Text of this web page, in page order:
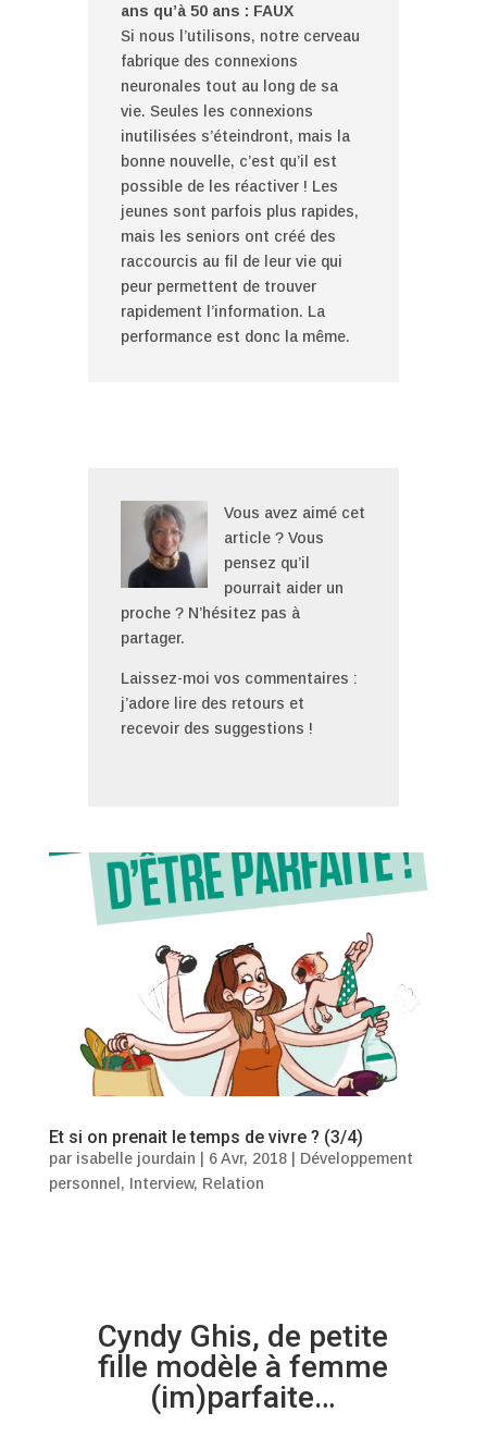
ans qu’à 50 ans : FAUX
Si nous l’utilisons, notre cerveau
fabrique des connexions
neuronales tout au long de sa
vie. Seules les connexions
inutilisées s’éteindront, mais la
bonne nouvelle, c’est qu’il est
possible de les réactiver ! Les
jeunes sont parfois plus rapides,
mais les seniors ont créé des
raccourcis au fil de leur vie qui
peur permettent de trouver
rapidement l’information. La
performance est donc la même.
Vous avez aimé cet
article ? Vous
pensez qu’il
pourrait aider un
proche ? N’hésitez pas à
partager.
Laissez-moi vos commentaires :
j’adore lire des retours et
recevoir des suggestions !
Et si on prenait le temps de vivre ? (3/4)
par isabelle jourdain 6 Avr, 2018| Développement
personnel , Interview, Relation
Cyndy Ghis, de petite
fille modèle à femme
(im)parfaite…